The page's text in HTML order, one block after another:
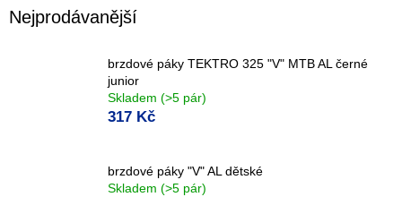
Nejprodávanější
brzdové páky TEKTRO 325 "V" MTB AL černé
junior
Skladem (>5 pár)
317 Kč
brzdové páky "V" AL dětské
Skladem (>5 pár)